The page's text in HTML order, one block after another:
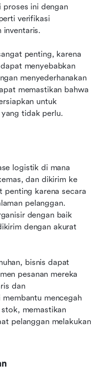
ini dengan
verifikasi
inventaris.
penting, karena
menyebabkan
menyederhanakan
memastikan bahwa
untuk
tidak perlu.
logistik di mana
dan dikirim ke
penting karena secara
pelanggan.
dengan baik
dengan akurat
bisnis dapat
pesanan mereka
dan
mencegah
memastikan
pelanggan melakukan